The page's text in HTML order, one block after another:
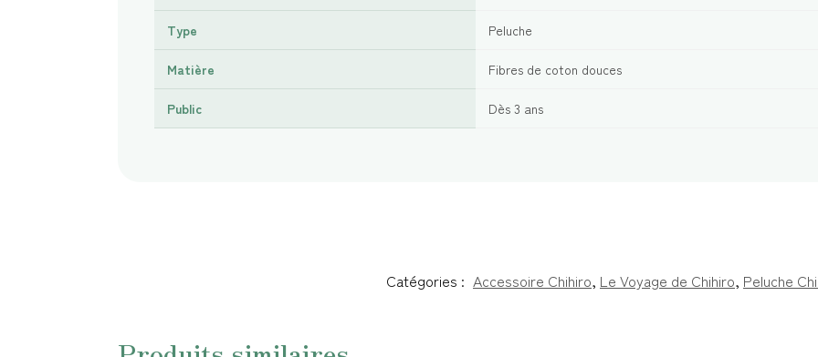
Type Peluche
Matière Fibres de coton douces
Public Dès 3 ans
Catégories : Accessoire Chihiro, Le Voyage de Chihiro, Peluche